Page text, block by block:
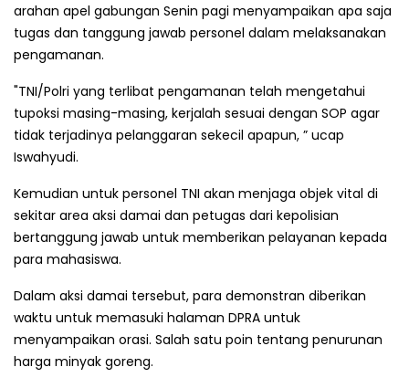
arahan apel gabungan Senin pagi menyampaikan apa saja
tugas dan tanggung jawab personel dalam melaksanakan
pengamanan.
"TNI/Polri yang terlibat pengamanan telah mengetahui
tupoksi masing-masing, kerjalah sesuai dengan SOP agar
tidak terjadinya pelanggaran sekecil apapun, ” ucap
Iswahyudi.
Kemudian untuk personel TNI akan menjaga objek vital di
sekitar area aksi damai dan petugas dari kepolisian
bertanggung jawab untuk memberikan pelayanan kepada
para mahasiswa.
Dalam aksi damai tersebut, para demonstran diberikan
waktu untuk memasuki halaman DPRA untuk
menyampaikan orasi. Salah satu poin tentang penurunan
harga minyak goreng.